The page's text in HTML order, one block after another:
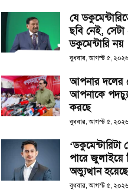
যে
ছবি নেই,
ডকুমেন্টারি নয়
বুধবার, আগস্ট ৫,
আপনার দলের
আপনাকে
করছে
বুধবার, আগস্ট ৫,
পারে জুলাইয়ে
অভ্যুত্থান
বুধবার, আগস্ট ৫,